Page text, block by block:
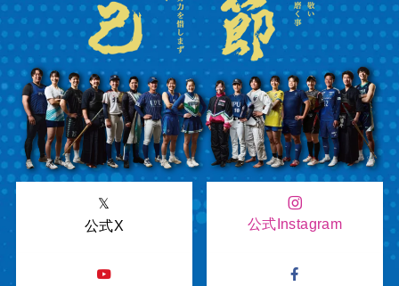
𝕏
公式X
公式Instagram